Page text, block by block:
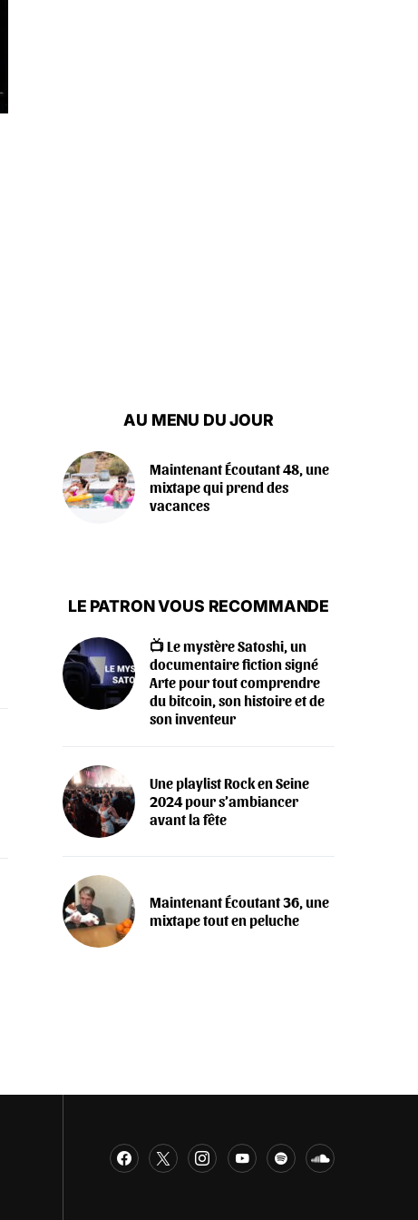
AU MENU DU JOUR
Maintenant Écoutant 48, une
mixtape qui prend des
vacances
LE PATRON VOUS RECOMMANDE
📺 Le mystère Satoshi, un
documentaire fiction signé
Arte pour tout comprendre
du bitcoin, son histoire et de
son inventeur
Une playlist Rock en Seine
2024 pour s’ambiancer
avant la fête
Maintenant Écoutant 36, une
mixtape tout en peluche